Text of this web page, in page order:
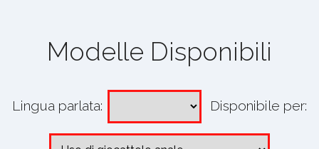
Modelle Disponibili
Lingua parlata: Disponibile per: